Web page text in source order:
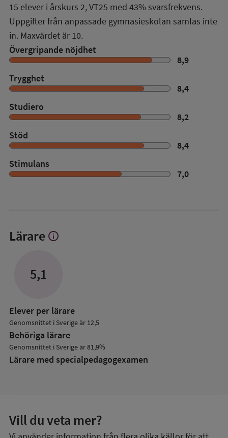
15 elever i årskurs 2,VT25 med 43% svarsfrekvens.
Uppgifter från anpassade gymnasieskolan samlas inte
in. Maxvärdet är 10.
Övergripande nöjdhet
8,9
Trygghet
8,4
Studiero
8,2
Stöd
8,4
Stimulans
7,0
Lärare Visa
info
5,1
Elever per lärare
Genomsnittet i Sverige är 12,5
Behöriga lärare
Genomsnittet i Sverige är 81,9%
Lärare med specialpedagog­examen
Vill du veta mer?